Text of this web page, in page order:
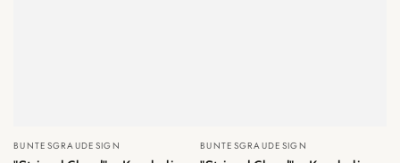
Verkäufer/in:
BUNTESGRAUDESIGN Verkäufer/in:
BUNTESGRAUDESIGN